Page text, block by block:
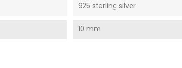
925 sterling silver
10 mm